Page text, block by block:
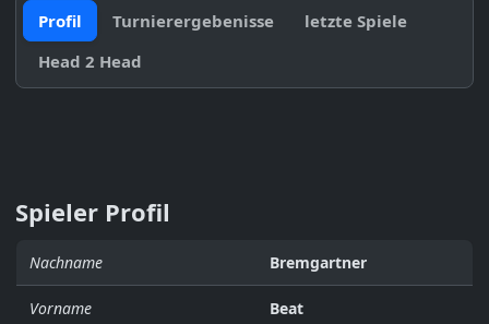
Profil Turnierergebenisse
letzte Spiele
Head 2 Head
Spieler Profil
Nachname Bremgartner
Vorname Beat